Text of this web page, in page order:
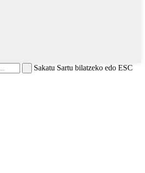
Sakatu Sartu bilatzeko edo ESC